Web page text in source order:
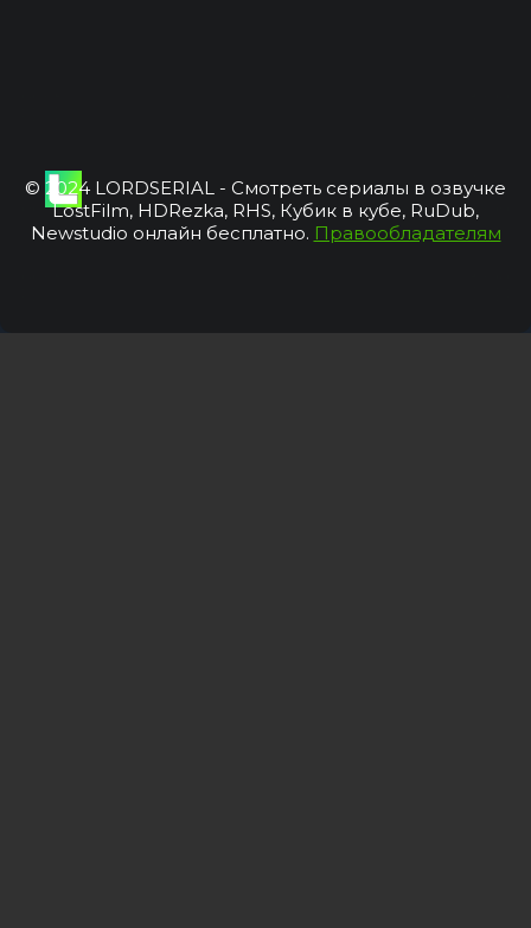
© 2024 LORDSERIAL - Смотреть сериалы в озвучке
LostFilm, HDRezka, RHS, Кубик в кубе, RuDub,
Newstudio онлайн бесплатно. Правообладателям